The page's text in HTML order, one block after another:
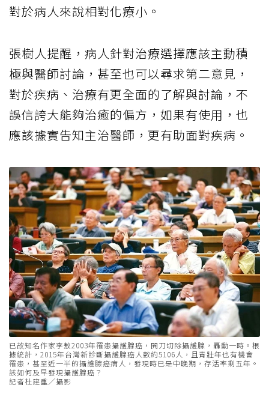
對於病人來說相對化療小。
張樹人提醒，病人針對治療選擇應該主動積
極與醫師討論，甚至也可以尋求第二意見，
對於疾病、治療有更全面的了解與討論，不
誤信誇大能夠治癒的偏方，如果有使用，也
應該據實告知主治醫師，更有助面對疾病。
已故知名作家李敖2003年罹患攝護腺癌，開刀切除攝護腺，轟動一時。根
據統計，2015年台灣新診斷攝護腺癌人數約5106人，且青壯年也有機會
罹患，甚至近一半的攝護腺癌病人，發現時已是中晚期，存活率剩五年。
該如何及早發現攝護腺癌？
記者杜建重／攝影